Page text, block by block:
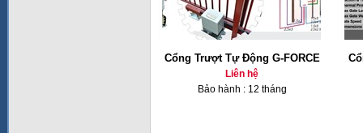
Cổng Trượt Tự Động G-FORCE
Liên hệ
Bảo hành : 12 tháng